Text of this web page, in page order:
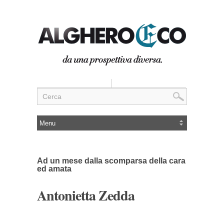
Ad un mese dalla scomparsa della cara
ed amata
Antonietta Zedda